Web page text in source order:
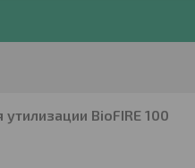
BioFIRE 100